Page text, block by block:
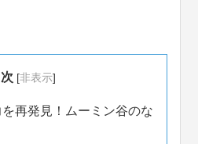
[非表示]
再発見！ムーミン谷のな